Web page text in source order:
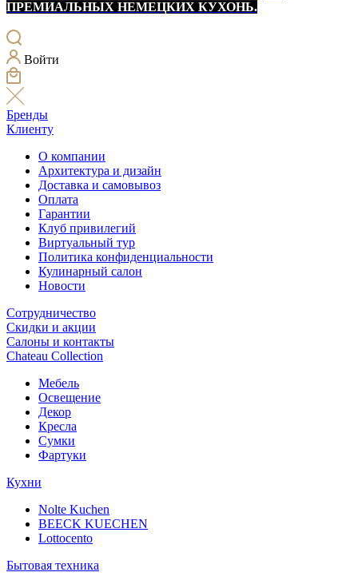
ПРЕМИАЛЬНЫХ НЕМЕЦКИХ КУХОНЬ.
Войти
Бренды
Клиенту
О компании
Архитектура и дизайн
Доставка и самовывоз
Оплата
Гарантии
Клуб привилегий
Виртуальный тур
Политика конфиденциальности
Кулинарный салон
Новости
Сотрудничество
Скидки и акции
Салоны и контакты
Chateau Collection
Мебель
Освещение
Декор
Кресла
Сумки
Фартуки
Кухни
Nolte Kuchen
BEECK KUECHEN
Lottocento
Бытовая техника